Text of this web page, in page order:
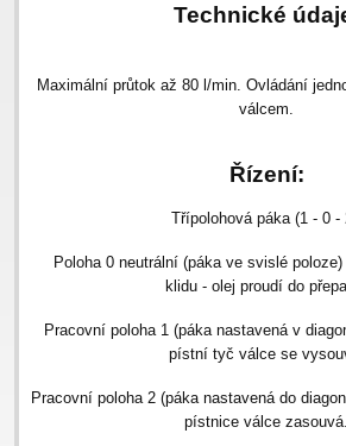
Technické
Maximální průtok až 80 l/min. Ovládání
válcem.
Řízení:
Třípolohová páka (1 - 0 -
Poloha 0 neutrální (páka ve svislé
klidu - olej proudí do
Pracovní poloha 1 (páka nastavená v
pístní tyč válce se
Pracovní poloha 2 (páka nastavená do
pístnice válce zasouvá.